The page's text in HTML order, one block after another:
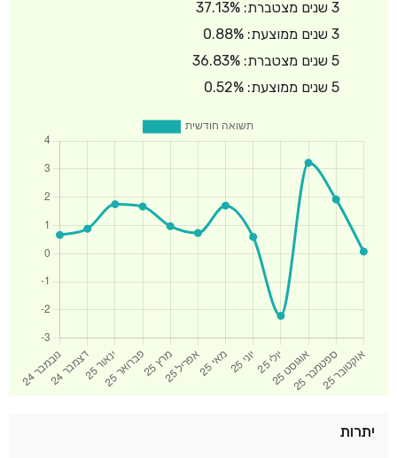
3 שנים מצטברת: 37.13%
3 שנים ממוצעת: 0.88%
5 שנים מצטברת: 36.83%
5 שנים ממוצעת: 0.52%
יתרות